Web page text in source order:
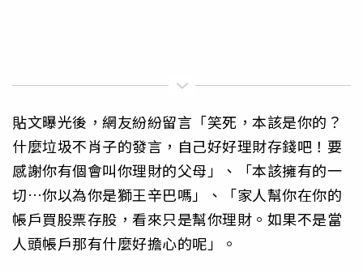
貼文曝光後，網友紛紛留言「笑死，本該是你的？
什麼垃圾不肖子的發言，自己好好理財存錢吧！要
感謝你有個會叫你理財的父母」、「本該擁有的一
切…你以為你是獅王辛巴嗎」、「家人幫你在你的
帳戶買股票存股，看來只是幫你理財。如果不是當
人頭帳戶那有什麼好擔心的呢」。